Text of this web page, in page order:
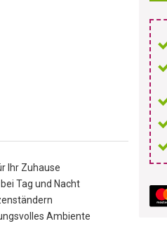
Ihr Zuhause
Tag und Nacht
Ambiente